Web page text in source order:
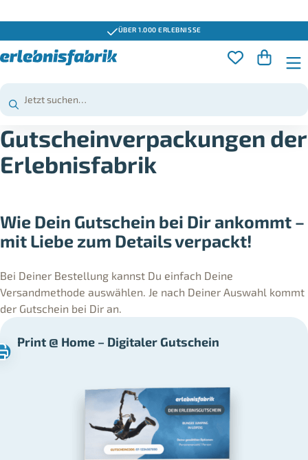
ÜBER 1.000 ERLEBNISSE
Gutscheinverpackungen der
Erlebnisfabrik
Wie Dein Gutschein bei Dir ankommt –
mit Liebe zum Details verpackt!
Bei Deiner Bestellung kannst Du einfach Deine
Versandmethode auswählen. Je nach Deiner Auswahl kommt
der Gutschein bei Dir an.
Print @ Home – Digitaler Gutschein